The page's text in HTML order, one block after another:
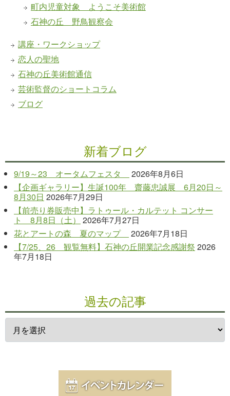
町内児童対象 ようこそ美術館
石神の丘 野鳥観察会
講座・ワークショップ
恋人の聖地
石神の丘美術館通信
芸術監督のショートコラム
ブログ
新着ブログ
9/19～23 オータムフェスタ
2026年8月6日
【企画ギャラリー】生誕100年 齋藤忠誠展 6月20日～
8月30日 2026年7月29日
【前売り券販売中】ラトゥール・カルテット コンサー
ト 8月8日（土）
2026年7月27日
花とアートの森 夏のマップ
2026年7月18日
【7/25、26 観覧無料】石神の丘開業記念感謝祭 2026
年7月18日
過去の記事